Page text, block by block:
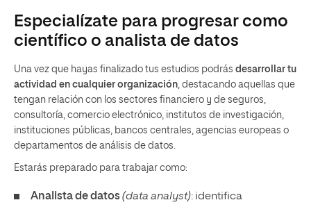
Especialízate para progresar como
científico o analista de datos
Una vez que hayas finalizado tus estudios podrás desarrollar tu
actividad en cualquier organización, destacando aquellas que
tengan relación con los sectores financiero y de seguros,
consultoría, comercio electrónico, institutos de investigación,
instituciones públicas, bancos centrales, agencias europeas o
departamentos de análisis de datos.
Estarás preparado para trabajar como:
Analista de datos(data analyst): identifica